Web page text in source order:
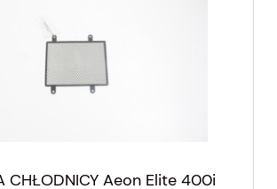
CHŁODNICY Aeon Elite 400i